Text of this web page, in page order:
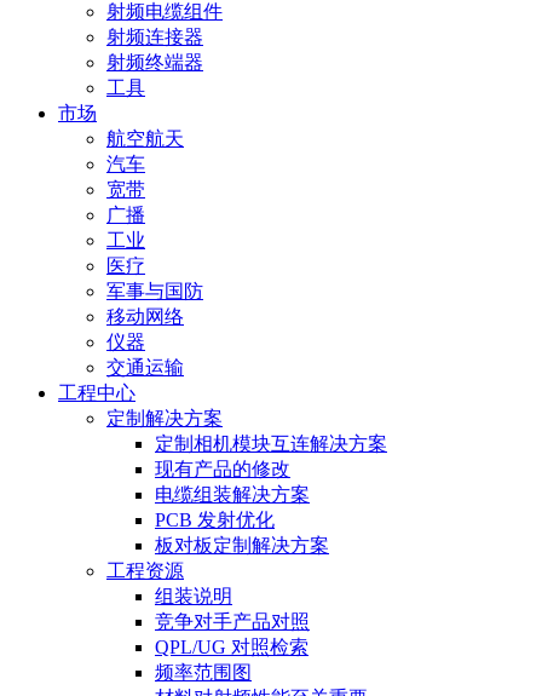
射频电缆组件
射频连接器
射频终端器
工具
市场
航空航天
汽车
宽带
广播
工业
医疗
军事与国防
移动网络
仪器
交通运输
工程中心
定制解决方案
定制相机模块互连解决方案
现有产品的修改
电缆组装解决方案
PCB 发射优化
板对板定制解决方案
工程资源
组装说明
竞争对手产品对照
QPL/UG 对照检索
频率范围图